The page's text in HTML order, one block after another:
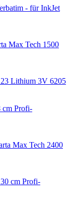
- für InkJet
Max Tech 1500
Lithium 3V 6205
Profi-
Max Tech 2400
Profi-